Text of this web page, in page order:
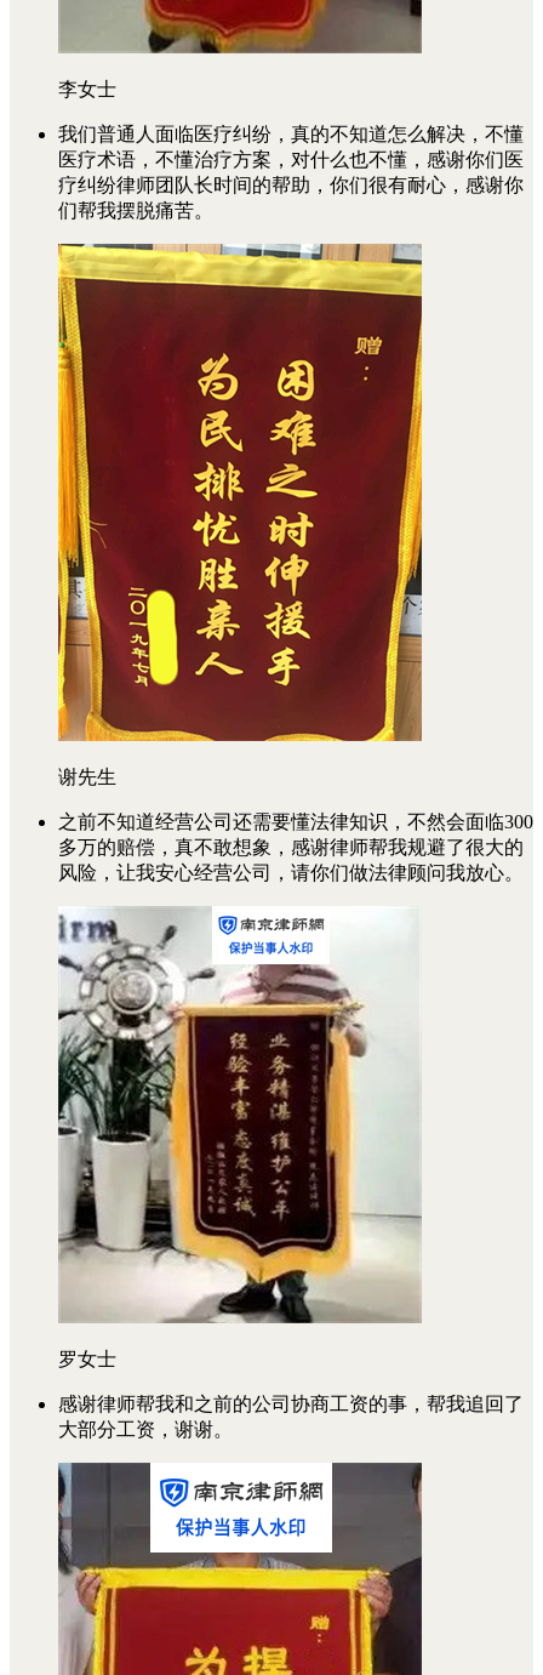
李女士
我们普通人面临医疗纠纷，真的不知道怎么解决，不懂
医疗术语，不懂治疗方案，对什么也不懂，感谢你们医
疗纠纷律师团队长时间的帮助，你们很有耐心，感谢你
们帮我摆脱痛苦。
谢先生
之前不知道经营公司还需要懂法律知识，不然会面临300
多万的赔偿，真不敢想象，感谢律师帮我规避了很大的
风险，让我安心经营公司，请你们做法律顾问我放心。
罗女士
感谢律师帮我和之前的公司协商工资的事，帮我追回了
大部分工资，谢谢。